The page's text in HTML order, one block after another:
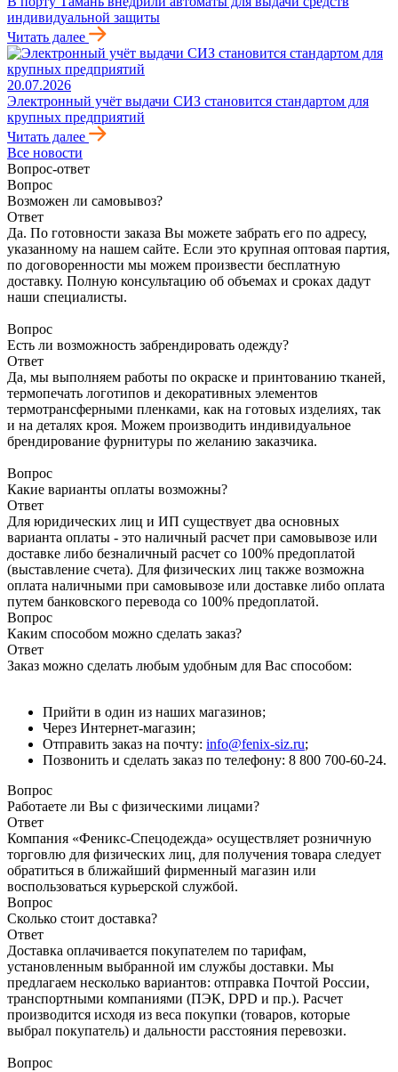
индивидуальной защиты
Читать далее
20.07.2026
Электронный учёт выдачи СИЗ становится стандартом для
крупных предприятий
Читать далее
Все новости
Вопрос-ответ
Вопрос
Возможен ли самовывоз?
Ответ
Да. По готовности заказа Вы можете забрать его по адресу,
указанному на нашем сайте. Если это крупная оптовая партия,
по договоренности мы можем произвести бесплатную
доставку. Полную консультацию об объемах и сроках дадут
наши специалисты.
Вопрос
Есть ли возможность забрендировать одежду?
Ответ
Да, мы выполняем работы по окраске и принтованию тканей,
термопечать логотипов и декоративных элементов
термотрансферными пленками, как на готовых изделиях, так
и на деталях кроя. Можем производить индивидуальное
брендирование фурнитуры по желанию заказчика.
Вопрос
Какие варианты оплаты возможны?
Ответ
Для юридических лиц и ИП существует два основных
варианта оплаты - это наличный расчет при самовывозе или
доставке либо безналичный расчет со 100% предоплатой
(выставление счета). Для физических лиц также возможна
оплата наличными при самовывозе или доставке либо оплата
путем банковского перевода со 100% предоплатой.
Вопрос
Каким способом можно сделать заказ?
Ответ
Заказ можно сделать любым удобным для Вас способом:
Прийти в один из наших магазинов;
Через Интернет-магазин;
Отправить заказ на почту: info@fenix-siz.ru;
Позвонить и сделать заказ по телефону: 8 800 700-60-24.
Вопрос
Работаете ли Вы с физическими лицами?
Ответ
Компания «Феникс-Спецодежда» осуществляет розничную
торговлю для физических лиц, для получения товара следует
обратиться в ближайший фирменный магазин или
воспользоваться курьерской службой.
Вопрос
Сколько стоит доставка?
Ответ
Доставка оплачивается покупателем по тарифам,
установленным выбранной им службы доставки. Мы
предлагаем несколько вариантов: отправка Почтой России,
транспортными компаниями (ПЭК, DPD и пр.). Расчет
производится исходя из веса покупки (товаров, которые
выбрал покупатель) и дальности расстояния перевозки.
Вопрос